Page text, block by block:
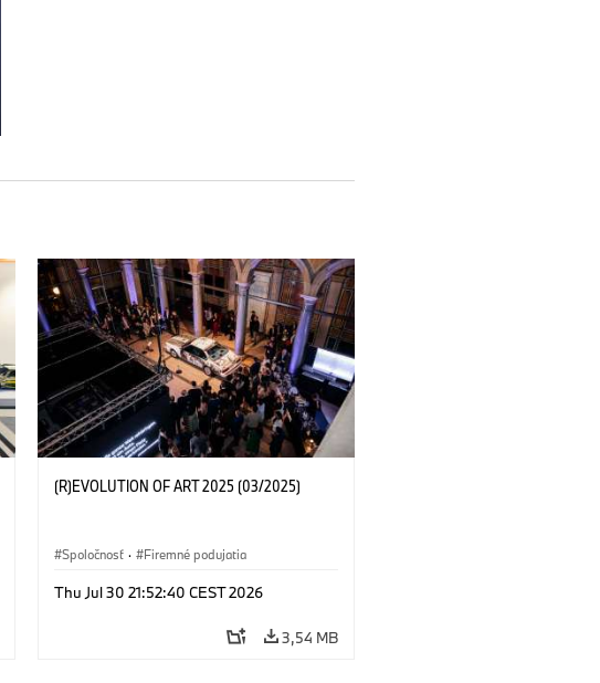
(R)EVOLUTION OF ART 2025 (03/2025)
Spoločnosť · Firemné podujatia
Thu Jul 30 21:52:40 CEST 2026
3,54 MB